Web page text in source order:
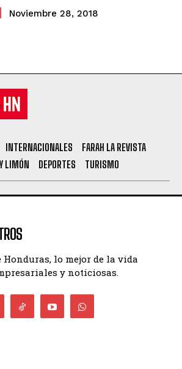
Noviembre 28, 2018
INTERNACIONALES
FARAH LA REVISTA
LIMÓN DEPORTES TURISMO
lo mejor de la vida
y noticiosas.